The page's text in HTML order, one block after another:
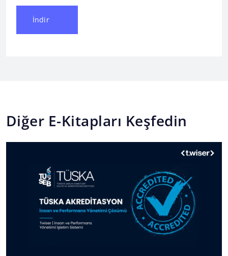
İndir
Diğer E-Kitapları Keşfedin